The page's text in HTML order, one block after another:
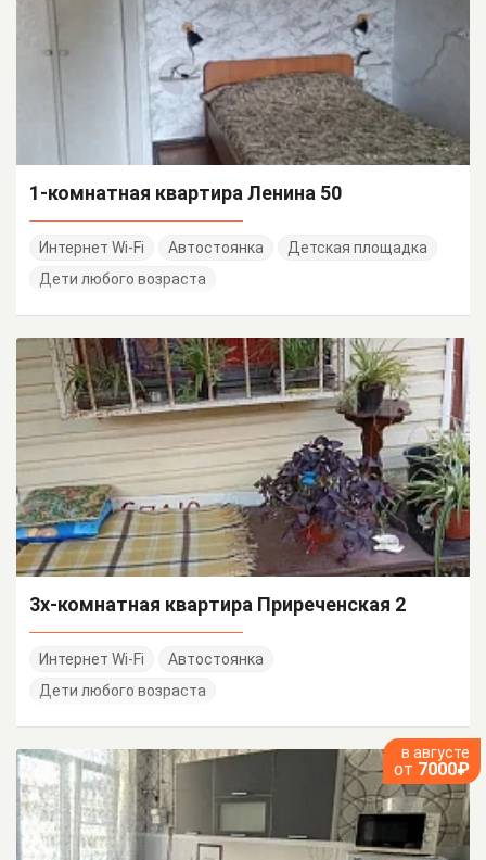
1-комнатная квартира Ленина 50
Интернет Wi-Fi Автостоянка
Детская площадка
Дети любого возраста
3х-комнатная квартира Приреченская 2
Интернет Wi-Fi
Автостоянка
Дети любого возраста
в августе
от 7000₽